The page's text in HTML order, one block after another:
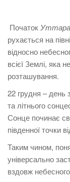
Початок
рухається на
відносно
всієї Землі, яка
розташування.
22 грудня – день
та літнього
Сонце починає
південної точки
Таким чином,
універсально
вздовж